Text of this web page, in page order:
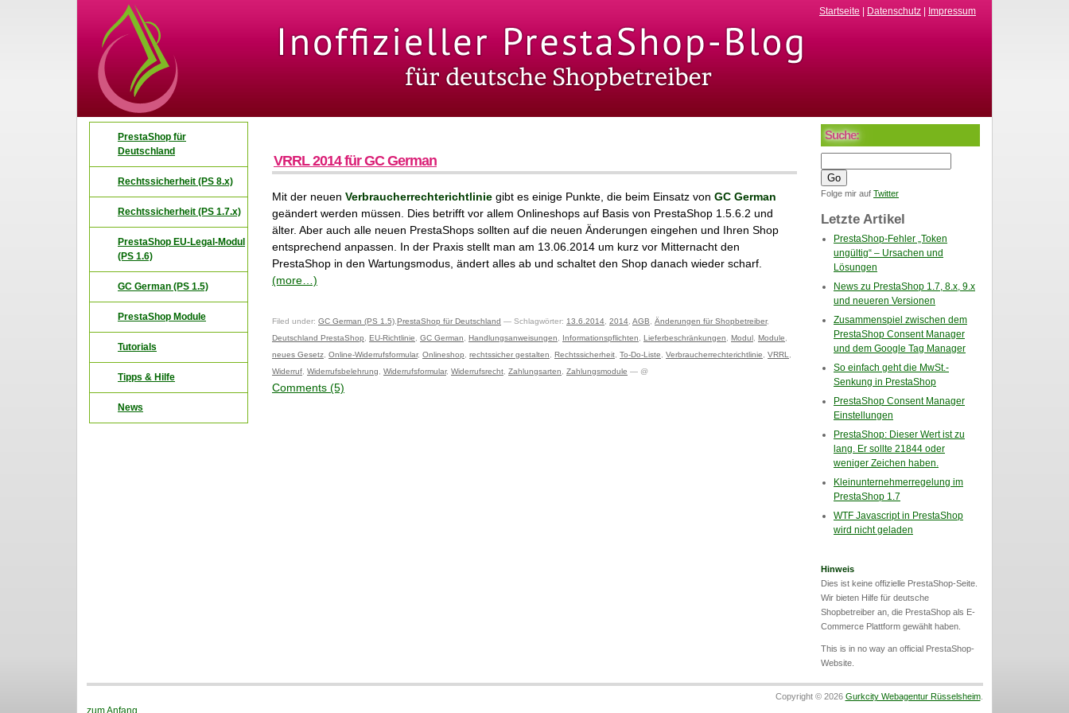
Startseite Datenschutz Impressum
VRRL 2014 für GC German
Mit der neuen Verbraucherrechterichtlinie gibt es einige Punkte, die beim Einsatz von GC German
geändert werden müssen. Dies betrifft vor allem Onlineshops auf Basis von PrestaShop 1.5.6.2 und
älter. Aber auch alle neuen PrestaShops sollten auf die neuen Änderungen eingehen und Ihren Shop
entsprechend anpassen. In der Praxis stellt man am 13.06.2014 um kurz vor Mitternacht den
PrestaShop in den Wartungsmodus, ändert alles ab und schaltet den Shop danach wieder scharf.
(more…)
Filed under: GC German (PS 1.5) PrestaShop für Deutschland — Schlagwörter: 13.6.2014 2014 AGB Änderungen für Shopbetreiber,
Deutschland PrestaShop
EU-Richtlinie GC German Handlungsanweisungen Informationspflichten Lieferbeschränkungen Modul Module
neues Gesetz Online-Widerrufsformular, Onlineshop rechtssicher gestalten Rechtssicherheit To-Do-Liste Verbraucherrechterichtlinie VRRL
Widerruf Widerrufsbelehrung Widerrufsformular, Widerrufsrecht Zahlungsarten Zahlungsmodule — @
Comments (5)
PrestaShop für
Deutschland
Rechtssicherheit (PS 8.x)
Rechtssicherheit (PS 1.7.x)
PrestaShop EU-Legal-Modul
(PS 1.6)
GC German (PS 1.5)
PrestaShop Module
Tutorials
Tipps & Hilfe
News
Suche:
Folge mir auf Twitter
Letzte Artikel
PrestaShop-Fehler „Token
ungültig“ – Ursachen und
Lösungen
News zu PrestaShop 1.7, 8.x, 9.x
und neueren Versionen
Zusammenspiel zwischen dem
PrestaShop Consent Manager
und dem Google Tag Manager
So einfach geht die MwSt.-
Senkung in PrestaShop
PrestaShop Consent Manager
Einstellungen
PrestaShop: Dieser Wert ist zu
lang. Er sollte 21844 oder
weniger Zeichen haben.
Kleinunternehmerregelung im
PrestaShop 1.7
WTF Javascript in PrestaShop
wird nicht geladen
Hinweis
Dies ist keine offizielle PrestaShop-Seite.
Wir bieten Hilfe für deutsche
Shopbetreiber an, die PrestaShop als E-
Commerce Plattform gewählt haben.
This is in no way an official PrestaShop-
Website.
Copyright © 2026 Gurkcity Webagentur Rüsselsheim.
zum Anfang